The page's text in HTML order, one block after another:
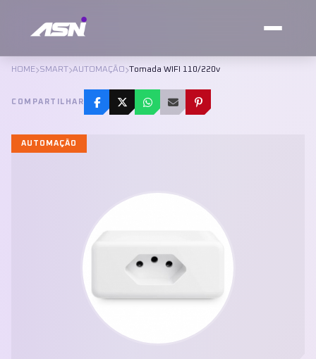
HOME SMART AUTOMAÇÃO Tomada WIFI 110/220v
COMPARTILHAR
AUTOMAÇÃO